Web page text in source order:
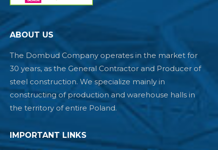
ABOUT US
The Dombud Company operates in the market for
30 years, as the General Contractor and Producer of
steel construction. We specialize mainly in
constructing of production and warehouse halls in
the territory of entire Poland.
IMPORTANT LINKS